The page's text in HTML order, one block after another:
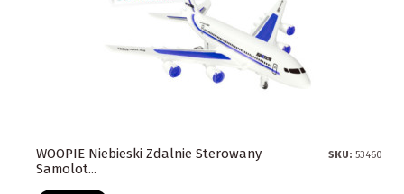
WOOPIE Niebieski Zdalnie Sterowany
Samolot...
SKU: 53460